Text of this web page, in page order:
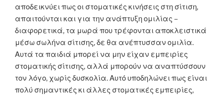
αποδεικνύει πως οι στοματικές κινήσεις στη σίτιση,
απαιτούνται και για την ανάπτυξη ομιλίας –
διαφορετικά, τα μωρά που τρέφονται αποκλειστικά
μέσω σωλήνα σίτισης, δε θα ανέπτυσσαν ομιλία.
Αυτά τα παιδιά μπορεί να μην είχαν εμπειρίες
στοματικής σίτισης, αλλά μπορούν να αναπτύσσουν
τον λόγο, χωρίς δυσκολία. Αυτό υποδηλώνει πως είναι
πολύ σημαντικές κι άλλες στοματικές εμπειρίες,